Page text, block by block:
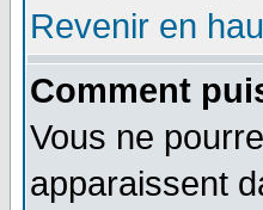
Revenir en
Comment
Vous ne
apparaissent